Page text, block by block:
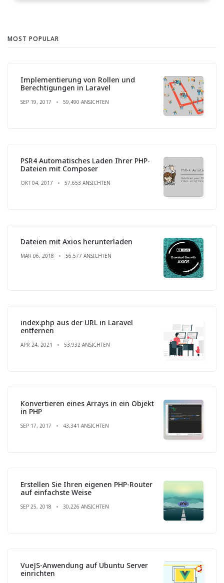
MOST POPULAR
Implementierung von Rollen und
Berechtigungen in Laravel
SEP 19, 2017 59,490 ANSICHTEN
PSR4 Automatisches Laden Ihrer PHP-
Dateien mit Composer
OKT 04, 2017 57,653 ANSICHTEN
Dateien mit Axios herunterladen
MÄR 06, 2018 56,577 ANSICHTEN
index.php aus der URL in Laravel
entfernen
APR 24, 2021 53,932 ANSICHTEN
Konvertieren eines Arrays in ein Objekt
in PHP
SEP 17, 2017 43,341 ANSICHTEN
Erstellen Sie Ihren eigenen PHP-Router
auf einfachste Weise
SEP 25, 2018 30,226 ANSICHTEN
VueJS-Anwendung auf Ubuntu Server
einrichten